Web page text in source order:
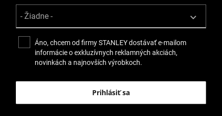
Áno, chcem od firmy STANLEY dostávať e-mailom
informácie o exkluzívnych reklamných akciách,
novinkách a najnovších výrobkoch.